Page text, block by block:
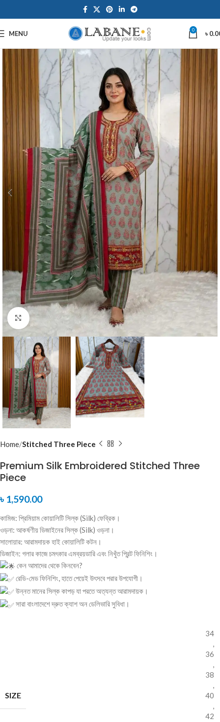
MENU 0 ৳
Click to enlarge
Home Stitched Three Piece
Premium Silk Embroidered Stitched Three
Piece
৳ 1,590.00
কামিজ: প্রিমিয়াম কোয়ালিটি সিল্ক (Silk) ফেব্রিক।
ওড়না: আকর্ষণীয় ডিজাইনের সিল্ক (Silk) ওড়না।
সালোয়ার: আরামদায়ক হাই কোয়ালিটি কটন।
ডিজাইন: গলার কাজে চমৎকার এমব্রয়ডারি এবং নিখুঁত প্রিন্ট ফিনিশিং।
কেন আমাদের থেকে কিনবেন?
রেডি-মেড ফিনিশিং, হাতে পেয়েই উৎসবে পরার উপযোগী।
উন্নত মানের সিল্ক কাপড় যা পরতে অত্যন্ত আরামদায়ক।
সারা বাংলাদেশে দ্রুত ক্যাশ অন ডেলিভারি সুবিধা।
SIZE
34
36
38
40
42